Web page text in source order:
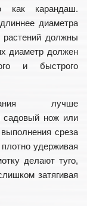
карандаш.
диаметра
должны
диаметр должен
и быстрого
лучше
садовый нож или
среза
удерживая
делают туго,
затягивая